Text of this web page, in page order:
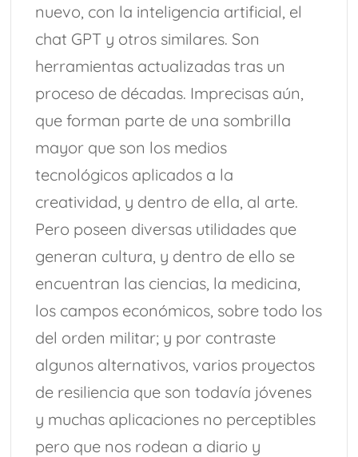
nuevo, con la inteligencia artificial, el
chat GPT y otros similares. Son
herramientas actualizadas tras un
proceso de décadas. Imprecisas aún,
que forman parte de una sombrilla
mayor que son los medios
tecnológicos aplicados a la
creatividad, y dentro de ella, al arte.
Pero poseen diversas utilidades que
generan cultura, y dentro de ello se
encuentran las ciencias, la medicina,
los campos económicos, sobre todo los
del orden militar; y por contraste
algunos alternativos, varios proyectos
de resiliencia que son todavía jóvenes
y muchas aplicaciones no perceptibles
pero que nos rodean a diario y